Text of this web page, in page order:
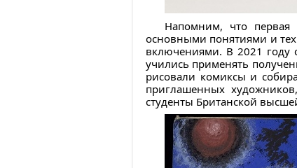
Напомним, что первая
основными понятиями и
включениями. В 2021 году
учились применять
рисовали комиксы и
приглашенных
студенты Британской